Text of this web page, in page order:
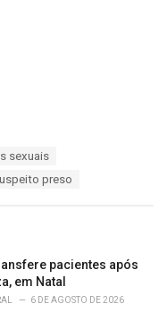
sexuais
preso
pacientes após
em Natal
6 DE AGOSTO DE 2026